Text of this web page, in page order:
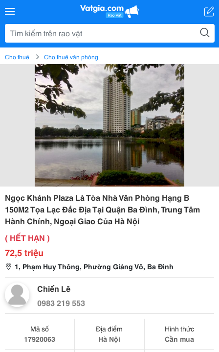
Cho thuê Cho thuê văn phòng
Ngọc Khánh Plaza Là Tòa Nhà Văn Phòng Hạng B
150M2 Tọa Lạc Đắc Địa Tại Quận Ba Đình, Trung Tâm
Hành Chính, Ngoại Giao Của Hà Nội
( HẾT HẠN )
72,5 triệu
1, Phạm Huy Thông, Phường Giảng Võ, Ba Đình
Chiến Lê
0983 219 553
Mã số
17920063
Địa điểm
Hà Nội
Hình thức
Cần mua